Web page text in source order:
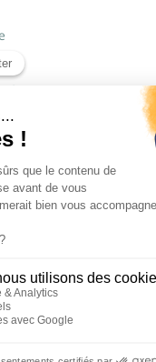
TP